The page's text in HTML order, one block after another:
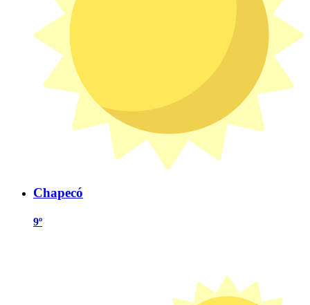
Chapecó
9º